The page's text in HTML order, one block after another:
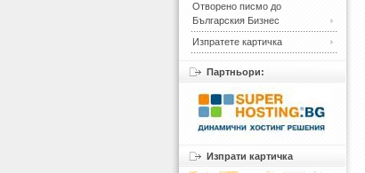
Отворено писмо до
Българския Бизнес
Изпратете картичка
Партньори:
Изпрати картичка